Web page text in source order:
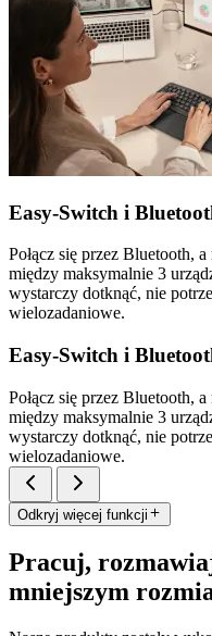
Easy-Switch i
Połącz się przez Bluetooth,
między maksymalnie 3
wystarczy dotknąć, nie
wielozadaniowe.
Easy-Switch i
Połącz się przez Bluetooth,
między maksymalnie 3
wystarczy dotknąć, nie
wielozadaniowe.
Odkryj więcej funkcji
Pracuj,
mniejszym